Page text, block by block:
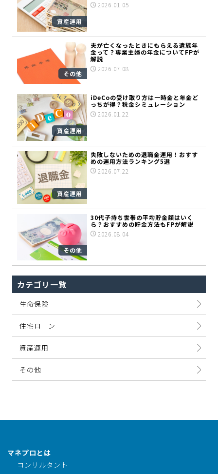
資産運用
2026.01.05
その他
夫が亡くなったときにもらえる遺族年
金って？専業主婦の年金についてFPが
解説
2026.07.08
資産運用
iDeCoの受け取り方は一時金と年金ど
っちが得？税金シミュレーション
2026.01.22
資産運用
失敗しないための退職金運用！おすす
めの運用方法ランキング5選
2026.07.22
その他
30代子持ち世帯の平均貯金額はいく
ら？おすすめの貯金方法もFPが解説
2026.08.04
カテゴリ一覧
生命保険
住宅ローン
資産運用
その他
マネプロとは
コンサルタント